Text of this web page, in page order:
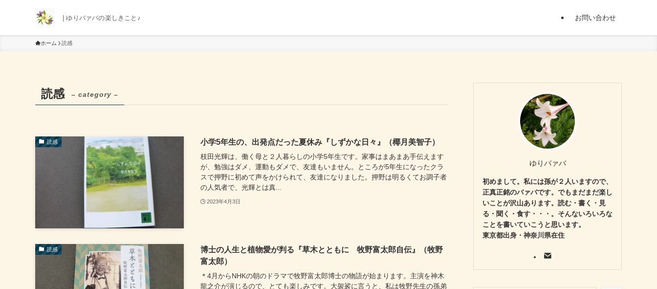
| ゆりバァバの楽しきこと♪ お問い合わせ
ホーム 読感
読感 – category –
読感 小学5年生の、出発点だった夏休み『しずかな日々』（椰月美智子）
枝田光輝は、働く母と２人暮らしの小学5年生です。家事はまあまあ手伝えます
が、勉強はダメ、運動もダメで、友達もいません。ところが5年生になったクラ
スで押野に初めて声をかけられて、友達になりました。押野は明るくてお調子者
の人気者で、光輝とは真...
2023年4月3日
読感
博士の人生と植物愛が判る『草木とともに 牧野富太郎自伝』（牧野
富太郎）
＊4月からNHKの朝のドラマで牧野富太郎博士の物語が始まります。主演を神木
龍之介が演じるので、とても楽しみです。大袈裟に言うと、私は牧野先生の孫弟
ゆりバァバ
初めまして。私には孫が２人いますので、
正真正銘のバァバです。でもまだまだ楽し
いことが沢山あります。読む・書く・見
る・聞く・食す・・・。そんないろいろな
ことを書いていこうと思います。
東京都出身・神奈川県在住